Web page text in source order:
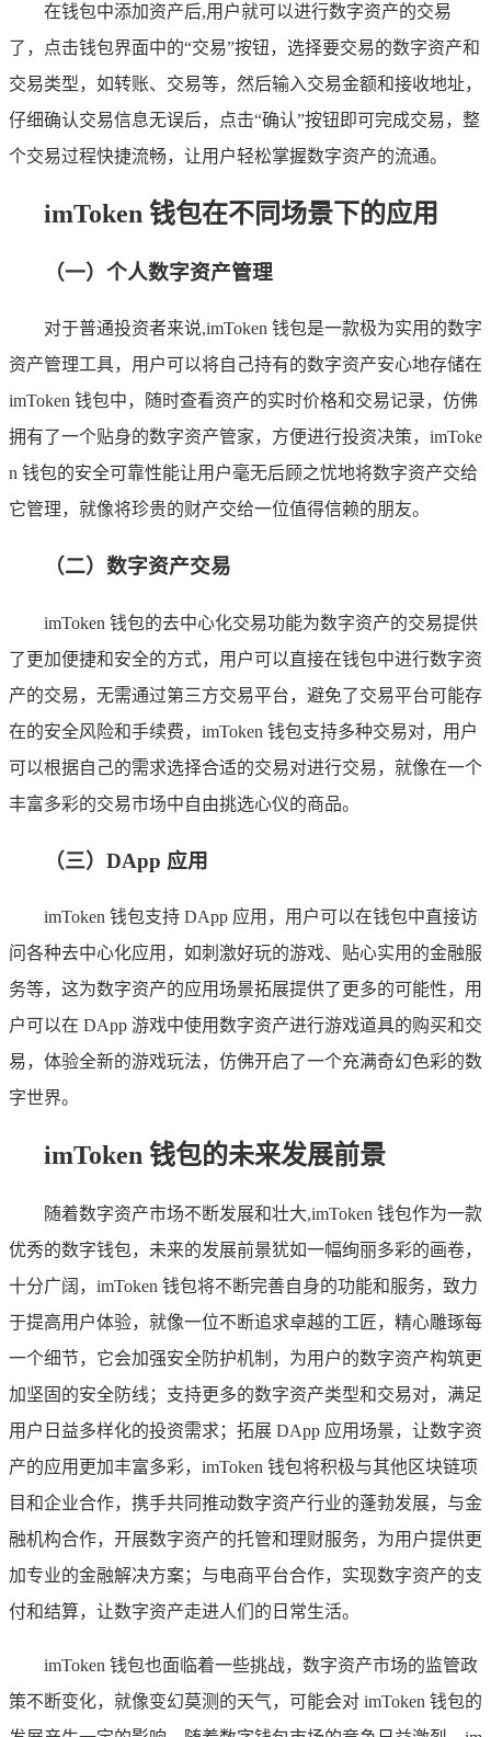
在钱包中添加资产后,用户就可以进行数字资产的交易
了，点击钱包界面中的“交易”按钮，选择要交易的数字资产和
交易类型，如转账、交易等，然后输入交易金额和接收地址，
仔细确认交易信息无误后，点击“确认”按钮即可完成交易，整
个交易过程快捷流畅，让用户轻松掌握数字资产的流通。
imToken 钱包在不同场景下的应用
（一）个人数字资产管理
对于普通投资者来说,imToken 钱包是一款极为实用的数字
资产管理工具，用户可以将自己持有的数字资产安心地存储在
imToken 钱包中，随时查看资产的实时价格和交易记录，仿佛
拥有了一个贴身的数字资产管家，方便进行投资决策，imToke
n 钱包的安全可靠性能让用户毫无后顾之忧地将数字资产交给
它管理，就像将珍贵的财产交给一位值得信赖的朋友。
（二）数字资产交易
imToken 钱包的去中心化交易功能为数字资产的交易提供
了更加便捷和安全的方式，用户可以直接在钱包中进行数字资
产的交易，无需通过第三方交易平台，避免了交易平台可能存
在的安全风险和手续费，imToken 钱包支持多种交易对，用户
可以根据自己的需求选择合适的交易对进行交易，就像在一个
丰富多彩的交易市场中自由挑选心仪的商品。
（三）DApp 应用
imToken 钱包支持 DApp 应用，用户可以在钱包中直接访
问各种去中心化应用，如刺激好玩的游戏、贴心实用的金融服
务等，这为数字资产的应用场景拓展提供了更多的可能性，用
户可以在 DApp 游戏中使用数字资产进行游戏道具的购买和交
易，体验全新的游戏玩法，仿佛开启了一个充满奇幻色彩的数
字世界。
imToken 钱包的未来发展前景
随着数字资产市场不断发展和壮大,imToken 钱包作为一款
优秀的数字钱包，未来的发展前景犹如一幅绚丽多彩的画卷，
十分广阔，imToken 钱包将不断完善自身的功能和服务，致力
于提高用户体验，就像一位不断追求卓越的工匠，精心雕琢每
一个细节，它会加强安全防护机制，为用户的数字资产构筑更
加坚固的安全防线；支持更多的数字资产类型和交易对，满足
用户日益多样化的投资需求；拓展 DApp 应用场景，让数字资
产的应用更加丰富多彩，imToken 钱包将积极与其他区块链项
目和企业合作，携手共同推动数字资产行业的蓬勃发展，与金
融机构合作，开展数字资产的托管和理财服务，为用户提供更
加专业的金融解决方案；与电商平台合作，实现数字资产的支
付和结算，让数字资产走进人们的日常生活。
imToken 钱包也面临着一些挑战，数字资产市场的监管政
策不断变化，就像变幻莫测的天气，可能会对 imToken 钱包的